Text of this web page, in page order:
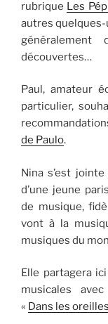
rubrique Les
autres
généralement
découvertes…
Paul, amateur
particulier,
de Paulo.
Nina s’est
d’une jeune
de musique,
vont à la
musiques du
Elle partagera
musicales
« Dans les